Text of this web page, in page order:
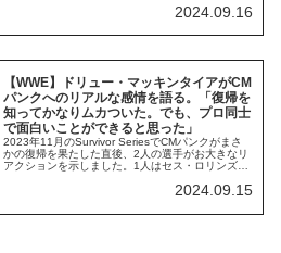
移籍した2021年以降は一緒に過ごす時間が増え、
AEWの番組でタッグを組んだこともありました。
2024.09.16
【WWE】ドリュー・マッキンタイアがCM
パンクへのリアルな感情を語る。「復帰を
知ってかなりムカついた。でも、プロ同士
で面白いことができると思った」
2023年11月のSurvivor SeriesでCMパンクがまさ
かの復帰を果たした直後、2人の選手がお大きなリ
アクションを示しました。1人はセス・ロリンズ。
知られ、以前からインタビューでパンクへの批判
グ上にいました。そして激しい怒りを見せ、それ
2024.09.15